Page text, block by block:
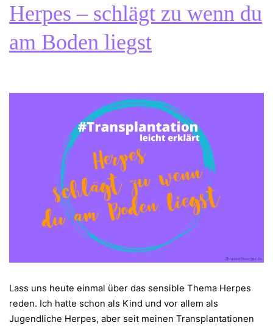
Herpes – schlägt zu wenn du
am Boden liegst
Lass uns heute einmal über das sensible Thema Herpes
reden. Ich hatte schon als Kind und vor allem als
Jugendliche Herpes, aber seit meinen Transplantationen